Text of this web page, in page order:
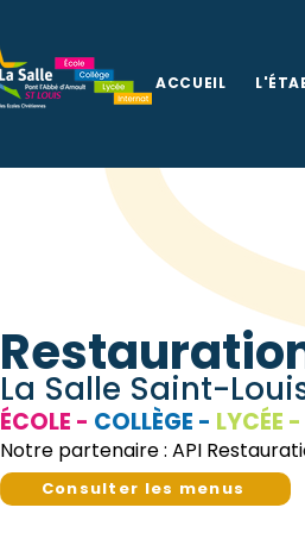
ACCUEIL
La Salle Saint-
ÉCOLE - COLLÈGE - LYCÉE -
Notre partenaire : API
Consulter les menus